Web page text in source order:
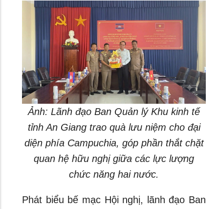
Ảnh: Lãnh đạo Ban Quản lý Khu kinh tế
tỉnh An Giang trao quà lưu niệm cho đại
diện phía Campuchia, góp phần thắt chặt
quan hệ hữu nghị giữa các lực lượng
chức năng hai nước.
Phát biểu bế mạc Hội nghị, lãnh đạo Ban